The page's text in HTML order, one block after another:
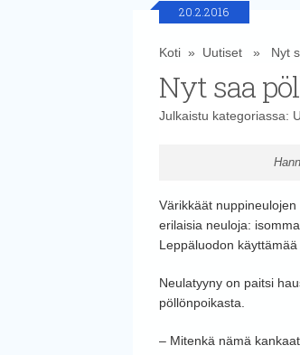
20.2.2016
Koti» Uutiset» Nyt
Nyt saa
Julkaistu kategoriassa:
Värikkäät
erilaisia neuloja:
Leppäluodon
Neulatyyny on paitsi
pöllönpoikasta.
– Mitenkä nämä